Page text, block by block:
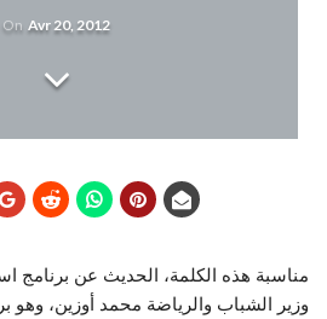
On Avr 20, 2012
مناسبة هذه الكلمة، الحديث عن برنامج
وزير الشباب والرياضة محمد أوزين، وهو